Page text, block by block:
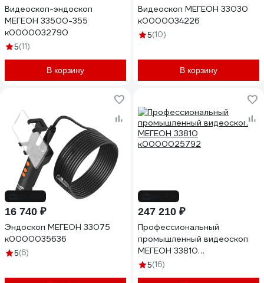
Видеоскоп-эндоскоп
МЕГЕОН 33500-355
к0000032790
5(11)
В корзину
Видеоскоп МЕГЕОН 33030
к0000034226
5(10)
В корзину
16 740 ₽
Эндоскоп МЕГЕОН 33075
к0000035636
5(6)
247 210 ₽
Профессиональный
промышленный видеоскоп
МЕГЕОН 33810
к0000025792
5(16)